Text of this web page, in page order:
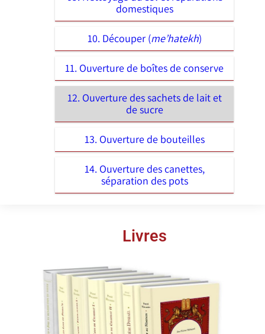
domestiques
10. Découper (me’hatekh)
11. Ouverture de boîtes de conserve
12. Ouverture des sachets de lait et
de sucre
13. Ouverture de bouteilles
14. Ouverture des canettes,
séparation des pots
Livres